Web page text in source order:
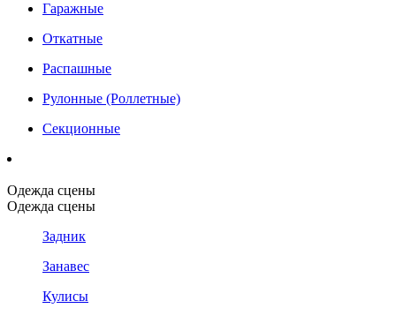
Гаражные
Откатные
Распашные
Рулонные (Роллетные)
Секционные
Одежда сцены
Одежда сцены
Задник
Занавес
Кулисы